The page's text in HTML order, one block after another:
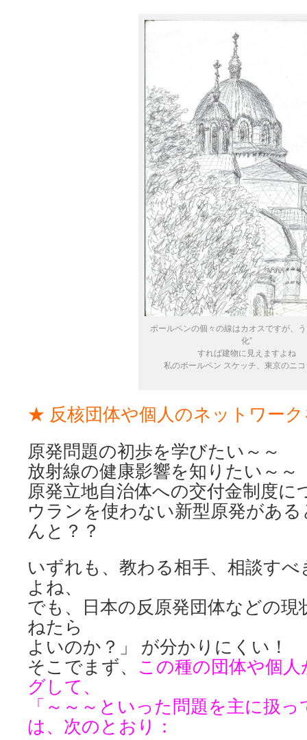
ボールペンの個々の線はカオスですが、
化”
すれば建物に見えますよね
私のボールペン スケッチ、東京のニ
★ 反核団体や個人のネットワー
原発問題の初歩を学びたい～～
放射線の健康影響を知りたい～～
原発立地自治体への交付金制度
ウランを使わない新型原発があ
んと？？
いずれも、教わる相手、相談す
よね、
でも、日本の反原発団体などの
ねたら
よいのか？」 が分かりにくい！
そこでまず、 この種の団体や個
グして、
「～～～といった問題を主に扱
は、次のとおり：